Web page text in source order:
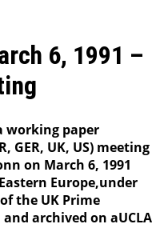
6, 1991 –
working paper
GER, UK, US) meeting
on March 6, 1991
Europe,under
the UK Prime
archived on aUCLA